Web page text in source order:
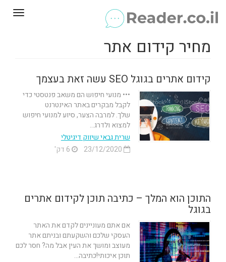
מחיר קידום אתר
קידום אתרים בגוגל SEO עשה זאת בעצמך
••• מנועי חיפוש הם משאב פנטסטי כדי
לקבל מבקרים באתר האינטרנט
שלך. למרבה הצער, סיוע למנועי חיפוש
למצוא ולדרג...
שרית גבאי שיווק דיגיטלי
התוכן הוא המלך – כתיבה תוכן לקידום אתרים
בגוגל
אם אתם מעוניינים לקדם את האתר
העסקי שלכם והשקעתם ובניתם אתר
מעוצב ומושך את העין אבל מה? חסר לכם
תוכן איכותי!כתיבה...